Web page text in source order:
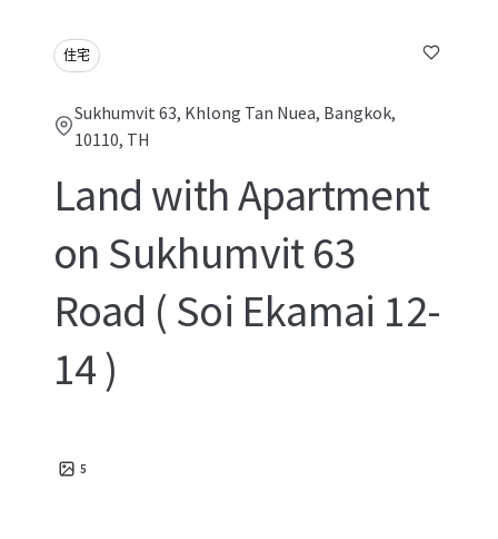
住宅
Sukhumvit 63, Khlong Tan Nuea, Bangkok,
10110, TH
Land with Apartment
on Sukhumvit 63
Road ( Soi Ekamai 12-
14 )
5